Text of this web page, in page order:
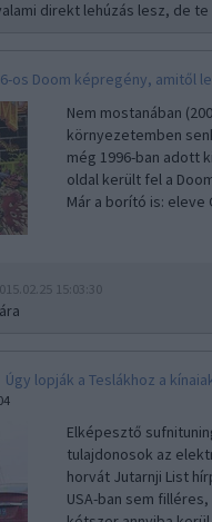
direkt lehúzás lesz, de
os Doom képregény, amitől
Nem mostanában
környezetemben
még 1996-ban adott
oldal került fel a
Már a borító is:
15:03:30
Úgy lopják a Teslákhoz a
Elképesztő
tulajdonosok az
horvát Jutarnji List
USA-ban sem